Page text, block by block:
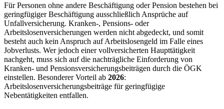
Für Personen ohne andere Beschäftigung oder Pension bestehen bei
geringfügiger Beschäftigung ausschließlich Ansprüche auf
Unfallversicherung. Kranken-, Pensions- oder
Arbeitslosenversicherungen werden nicht abgedeckt, und somit
besteht auch kein Anspruch auf Arbeitslosengeld im Falle eines
Jobverlusts. Wer jedoch einer vollversicherten Haupttätigkeit
nachgeht, muss sich auf die nachträgliche Einforderung von
Kranken- und Pensionsversicherungsbeiträgen durch die ÖGK
einstellen. Besonderer Vorteil ab 2026:
Arbeitslosenversicherungsbeiträge für geringfügige
Nebentätigkeiten entfallen.